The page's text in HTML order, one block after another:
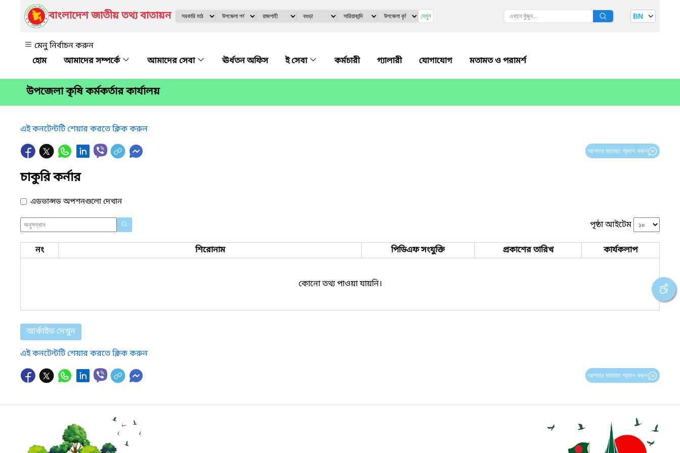
বাংলাদেশ জাতীয় তথ্য বাতায়ন দেখুন BN
মেনু নির্বাচন করুন
আমাদের সম্পর্কে
আমাদের সেবা ঊর্ধতন অফিস ই সেবা কর্মচারী গ্যালারী যোগাযোগ মতামত ও পরামর্শ
উপজেলা কৃষি কর্মকর্তার কার্যালয়
এই কনটেন্টটি শেয়ার করতে ক্লিক করুন
আপনার মতামত প্রদান করুন
চাকুরি কর্নার
এডভান্সড অপশনগুলো দেখান
পৃষ্ঠা আইটেম
নং শিরোনাম পিডিএফ সংযুক্তি প্রকাশের তারিখ কার্যকলাপ
কোনো তথ্য পাওয়া যায়নি।
আর্কাইভ দেখুন
এই কনটেন্টটি শেয়ার করতে ক্লিক করুন
আপনার মতামত প্রদান করুন